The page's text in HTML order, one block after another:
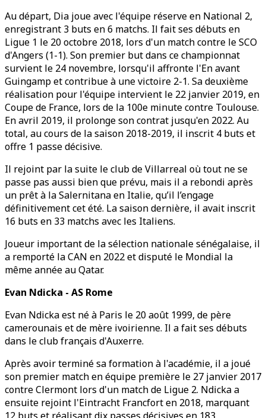
Au départ, Dia joue avec l'équipe réserve en National 2,
enregistrant 3 buts en 6 matchs. Il fait ses débuts en
Ligue 1 le 20 octobre 2018, lors d'un match contre le SCO
d'Angers (1-1). Son premier but dans ce championnat
survient le 24 novembre, lorsqu'il affronte l'En avant
Guingamp et contribue à une victoire 2-1. Sa deuxième
réalisation pour l'équipe intervient le 22 janvier 2019, en
Coupe de France, lors de la 100e minute contre Toulouse.
En avril 2019, il prolonge son contrat jusqu'en 2022. Au
total, au cours de la saison 2018-2019, il inscrit 4 buts et
offre 1 passe décisive.
Il rejoint par la suite le club de Villarreal où tout ne se
passe pas aussi bien que prévu, mais il a rebondi après
un prêt à la Salernitana en Italie, qu’il l’engage
définitivement cet été. La saison dernière, il avait inscrit
16 buts en 33 matchs avec les Italiens.
Joueur important de la sélection nationale sénégalaise, il
a remporté la CAN en 2022 et disputé le Mondial la
même année au Qatar.
Evan Ndicka - AS Rome
Evan Ndicka est né à Paris le 20 août 1999, de père
camerounais et de mère ivoirienne. Il a fait ses débuts
dans le club français d'Auxerre.
Après avoir terminé sa formation à l'académie, il a joué
son premier match en équipe première le 27 janvier 2017
contre Clermont lors d'un match de Ligue 2. Ndicka a
ensuite rejoint l'Eintracht Francfort en 2018, marquant